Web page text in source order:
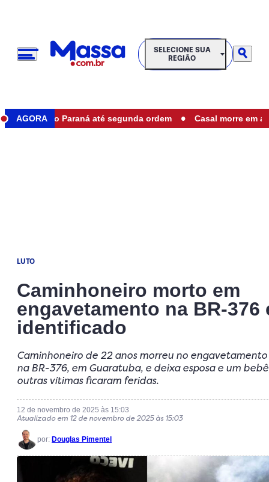
SELECIONE SUA REGIÃO
SELECIONE SUA
REGIÃO
AGORA
no Paraná até segunda ordem • Casal morre em
LUTO
Caminhoneiro morto em
engavetamento na BR-376
identificado
Caminhoneiro de 22 anos morreu no engavetamento
na BR-376, em Guaratuba, e deixa esposa e um
outras vítimas ficaram feridas.
12 de novembro de 2025 às 15:03
Atualizado em 12 de novembro de 2025 às 15:03
por: Douglas Pimentel